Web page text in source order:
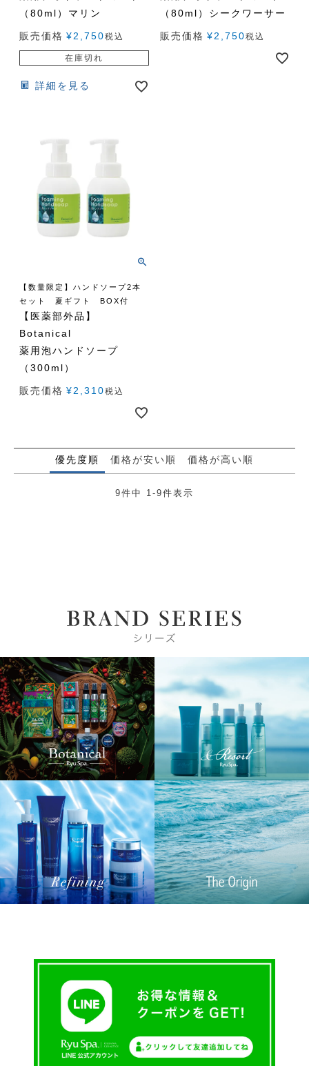
（80ml）マリン
販売価格 ¥2,750税込
在庫切れ
詳細を見る
（80ml）シークワーサー
販売価格 ¥2,750税込
【数量限定】ハンドソープ2本
セット 夏ギフト BOX付
【医薬部外品】
Botanical
薬用泡ハンドソープ
（300ml）
販売価格 ¥2,310税込
優先度順 価格が安い順 価格が高い順
9件中 1-9件表示